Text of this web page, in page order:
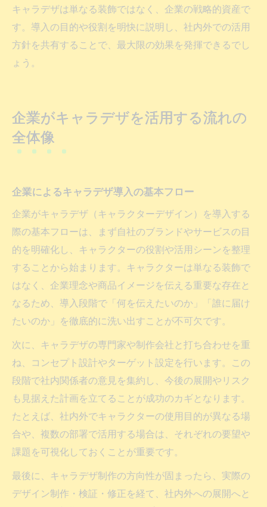
キャラデザは単なる装飾ではなく、企業の戦略的資産で
す。導入の目的や役割を明快に説明し、社内外での活用
方針を共有することで、最大限の効果を発揮できるでし
ょう。
企業がキャラデザを活用する流れの
全体像
企業によるキャラデザ導入の基本フロー
企業がキャラデザ（キャラクターデザイン）を導入する
際の基本フローは、まず自社のブランドやサービスの目
的を明確化し、キャラクターの役割や活用シーンを整理
することから始まります。キャラクターは単なる装飾で
はなく、企業理念や商品イメージを伝える重要な存在と
なるため、導入段階で「何を伝えたいのか」「誰に届け
たいのか」を徹底的に洗い出すことが不可欠です。
次に、キャラデザの専門家や制作会社と打ち合わせを重
ね、コンセプト設計やターゲット設定を行います。この
段階で社内関係者の意見を集約し、今後の展開やリスク
も見据えた計画を立てることが成功のカギとなります。
たとえば、社内外でキャラクターの使用目的が異なる場
合や、複数の部署で活用する場合は、それぞれの要望や
課題を可視化しておくことが重要です。
最後に、キャラデザ制作の方向性が固まったら、実際の
デザイン制作・検証・修正を経て、社内外への展開へと